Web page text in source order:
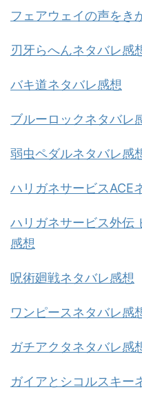
フェアウェイの声をき
刃牙らへんネタバレ感
バキ道ネタバレ感想
ブルーロックネタバレ
弱虫ペダルネタバレ感
ハリガネサービスACE
ハリガネサービス外伝
感想
呪術廻戦ネタバレ感想
ワンピースネタバレ感
ガチアクタネタバレ感
ガイアとシコルスキー